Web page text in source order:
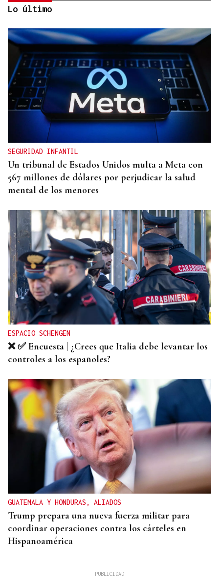
CANEDO
Un herido en la colisión entre dos coches en la
entrada a las termas de Outariz
Lo último
SEGURIDAD INFANTIL
Un tribunal de Estados Unidos multa a Meta con
567 millones de dólares por perjudicar la salud
mental de los menores
ESPACIO SCHENGEN
❌ ✅ Encuesta | ¿Crees que Italia debe levantar los
controles a los españoles?
GUATEMALA Y HONDURAS, ALIADOS
Trump prepara una nueva fuerza militar para
coordinar operaciones contra los cárteles en
Hispanoamérica